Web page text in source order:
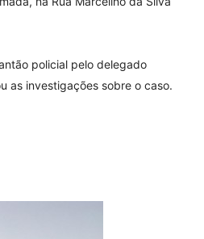
policial pelo delegado
as investigações sobre o caso.